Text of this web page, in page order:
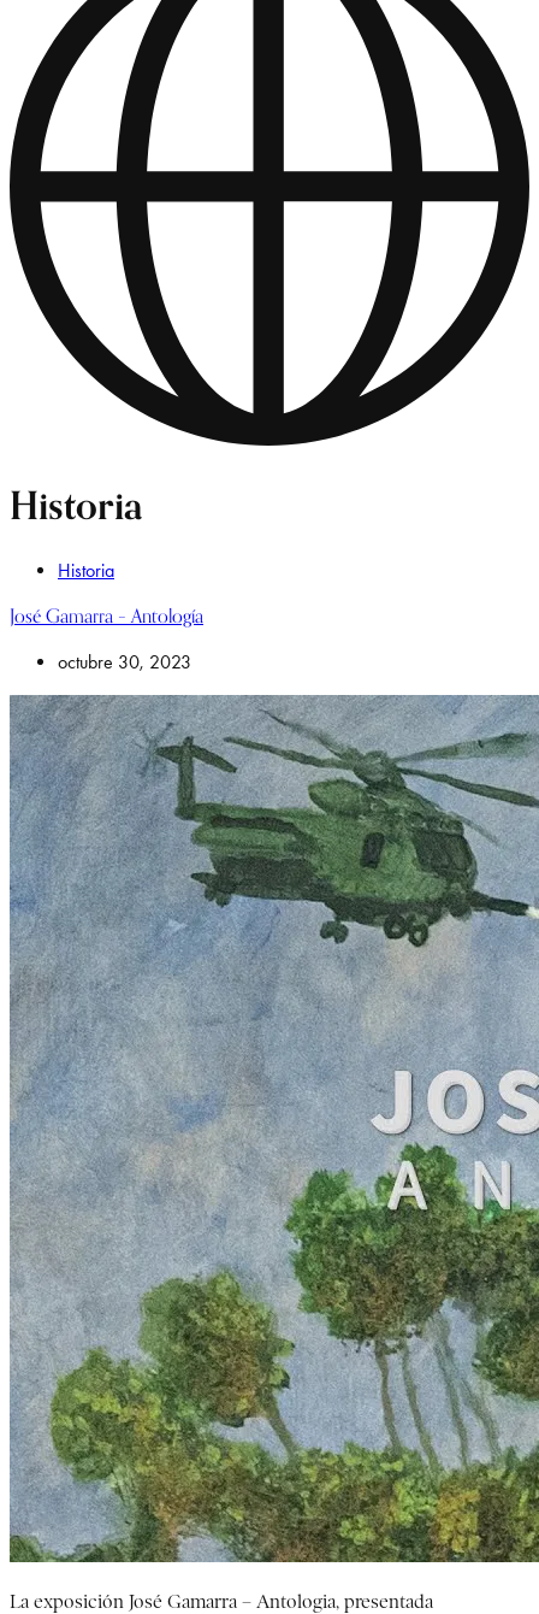
Historia
Historia
José Gamarra – Antología
octubre 30, 2023
La exposición José Gamarra – Antologia, presentada